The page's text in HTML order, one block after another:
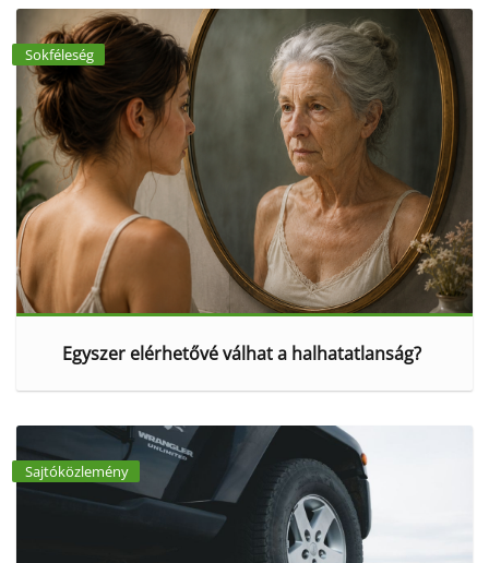
Sokféleség
Egyszer elérhetővé válhat a halhatatlanság?
Sajtóközlemény